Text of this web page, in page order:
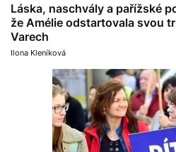
Láska, naschvály a pařížské
že Amélie odstartovala svou
Varech
Ilona Kleníková